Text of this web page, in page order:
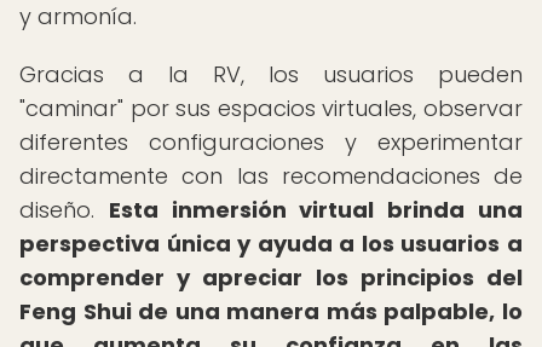
y armonía.
Gracias a la RV, los usuarios pueden
"caminar" por sus espacios virtuales, observar
diferentes configuraciones y experimentar
directamente con las recomendaciones de
diseño. Esta inmersión virtual brinda una
perspectiva única y ayuda a los usuarios a
comprender y apreciar los principios del
Feng Shui de una manera más palpable, lo